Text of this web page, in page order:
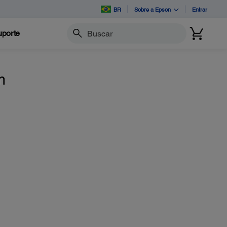
BR Sobre a Epson Entrar
Buscar